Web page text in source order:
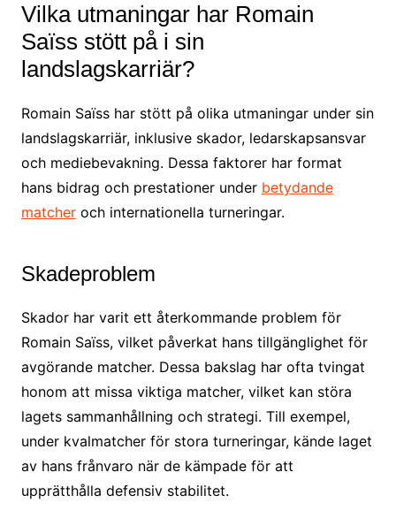
Vilka utmaningar har Romain
Saïss stött på i sin
landslagskarriär?
Romain Saïss har stött på olika utmaningar under sin
landslagskarriär, inklusive skador, ledarskapsansvar
och mediebevakning. Dessa faktorer har format
hans bidrag och prestationer under betydande
matcheroch internationella turneringar.
Skadeproblem
Skador har varit ett återkommande problem för
Romain Saïss, vilket påverkat hans tillgänglighet för
avgörande matcher. Dessa bakslag har ofta tvingat
honom att missa viktiga matcher, vilket kan störa
lagets sammanhållning och strategi. Till exempel,
under kvalmatcher för stora turneringar, kände laget
av hans frånvaro när de kämpade för att
upprätthålla defensiv stabilitet.